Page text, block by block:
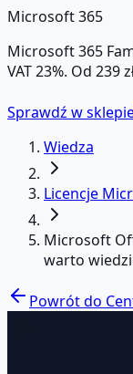
Microsoft 365
Microsoft 365
VAT 23%. Od 239
Sprawdź w
Wiedza
Licencje
Microsoft
warto
Powrót do